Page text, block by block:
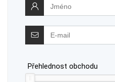
Přehlednost obchodu